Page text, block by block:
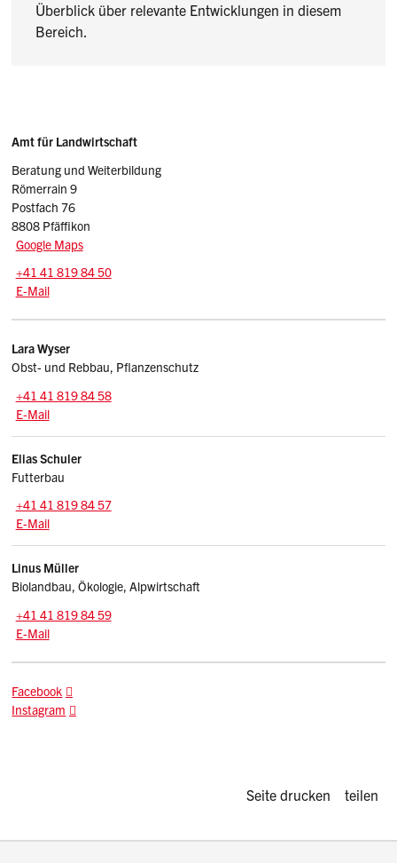
Überblick über relevante Entwicklungen in diesem
Bereich.
Sidebar
Adresse
Amt für Landwirtschaft
Beratung und Weiterbildung
Römerrain 9
Postfach 76
8808 Pfäffikon
Google Maps
Tel.:
+41 41 819 84 50
E-Mail: lbw.afl
E-Mail
LaraWyser
Obst- und Rebbau, Pflanzenschutz
Tel.:
+41 41 819 84 58
E-Mail: lara.wyser
E-Mail
EliasSchuler
Futterbau
Zentrale:
+41 41 819 84 57
E-Mail: elias.schuler
E-Mail
Linus Müller
Biolandbau, Ökologie, Alpwirtschaft
Tel.:
+41 41 819 84 59
E-Mail: linus.mueller
E-Mail
Facebook
Instagram
Diese Seite
Seite drucken teilen